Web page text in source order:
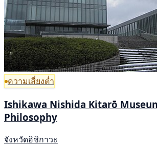
ความเสี่ยงต่ำ
Ishikawa Nishida Kitarō
Philosophy
จังหวัดอิชิกาวะ